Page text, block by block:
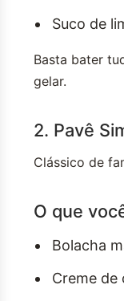
Suco de
Basta bater
gelar.
2. Pavê
Clássico de
O que
Bolacha
Creme de